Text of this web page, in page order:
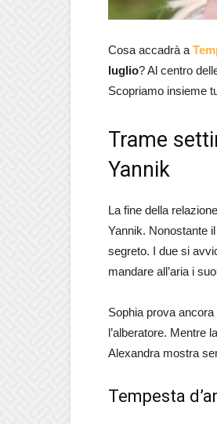
Cosa accadrà a
luglio? Al centro
Scopriamo insieme
Trame
Yannik
La fine della
Yannik. Nonostante
segreto. I due si
mandare all’aria i
Sophia prova
l’alberatore. Mentre
Alexandra mostra
Tempesta